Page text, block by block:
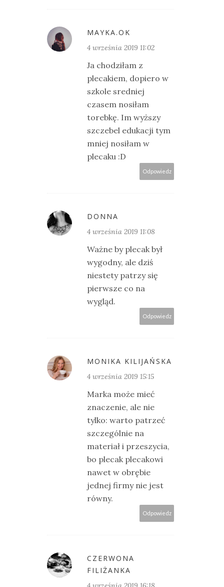
MAYKA.OK
4 września 2019 11:02
Ja chodziłam z
plecakiem, dopiero w
szkole sredniej
czasem nosiłam
torebkę. Im wyższy
szczebel edukacji tym
mniej nosiłam w
plecaku :D
Odpowiedz
DONNA
4 września 2019 11:08
Ważne by plecak był
wygodny, ale dziś
niestety patrzy się
pierwsze co na
wygląd.
Odpowiedz
MONIKA KILIJAŃSKA
4 września 2019 15:15
Marka może mieć
znaczenie, ale nie
tylko: warto patrzeć
szczególnie na
materiał i przeszycia,
bo plecak plecakowi
nawet w obrębie
jednej firmy nie jest
równy.
Odpowiedz
CZERWONA
FILIŻANKA